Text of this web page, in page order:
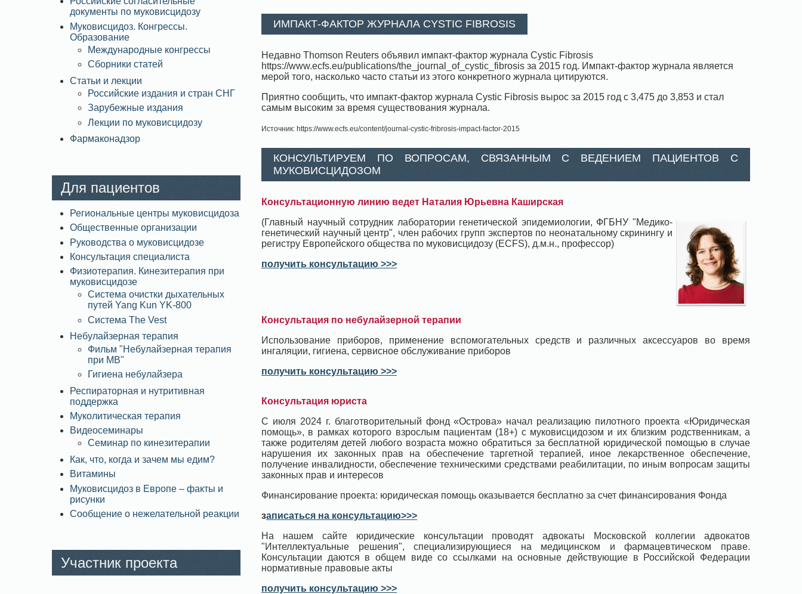
ИМПАКТ-ФАКТОР ЖУРНАЛА CYSTIC FIBROSIS
Недавно Тhomson Reuters объявил импакт-фактор журнала Cystic Fibrosis
https://www.ecfs.eu/publications/the_journal_of_cystic_fibrosis за 2015 год. Импакт-фактор журнала является
мерой того, насколько часто статьи из этого конкретного журнала цитируются.
Приятно сообщить, что импакт-фактор журнала Cystic Fibrosis вырос за 2015 год с 3,475 до 3,853 и стал
самым высоким за время существования журнала.
Источник: https://www.ecfs.eu/content/journal-cystic-fribrosis-impact-factor-2015
КОНСУЛЬТИРУЕМ ПО ВОПРОСАМ, СВЯЗАННЫМ С ВЕДЕНИЕМ ПАЦИЕНТОВ С
МУКОВИСЦИДОЗОМ
Консультационную линию ведет Наталия Юрьевна Каширская
(Главный научный сотрудник лаборатории генетической эпидемиологии, ФГБНУ "Медико-
генетический научный центр", член рабочих групп экспертов по неонатальному скринингу и
регистру Европейского общества по муковисцидозу (ECFS), д.м.н., профессор)
получить консультацию >>>
Консультация по небулайзерной терапии
Использование приборов, применение вспомогательных средств и различных аксессуаров во время
ингаляции, гигиена, сервисное обслуживание приборов
получить консультацию >>>
Консультация юриста
С июля 2024 г. благотворительный фонд «Острова» начал реализацию пилотного проекта «Юридическая
помощь», в рамках которого взрослым пациентам (18+) с муковисцидозом и их близким родственникам, а
также родителям детей любого возраста можно обратиться за бесплатной юридической помощью в случае
нарушения их законных прав на обеспечение таргетной терапией, иное лекарственное обеспечение,
получение инвалидности, обеспечение техническими средствами реабилитации, по иным вопросам защиты
законных прав и интересов
Финансирование проекта: юридическая помощь оказывается бесплатно за счет финансирования Фонда
записаться на консультацию>>>
На нашем сайте юридические консультации проводят адвокаты Московской коллегии адвокатов
"Интеллектуальные решения", специализирующиеся на медицинском и фармацевтическом праве.
Консультации даются в общем виде со ссылками на основные действующие в Российской Федерации
нормативные правовые акты
получить консультацию >>>
документы по муковисцидозу
Муковисцидоз. Конгрессы.
Образование
Международные конгрессы
Сборники статей
Статьи и лекции
Российские издания и стран СНГ
Зарубежные издания
Лекции по муковисцидозу
Фармаконадзор
Для пациентов
Региональные центры муковисцидоза
Общественные организации
Руководства о муковисцидозе
Консультация специалиста
Физиотерапия. Кинезитерапия при
муковисцидозе
Система очистки дыхательных
путей Yang Kun YK-800
Система The Vest
Небулайзерная терапия
Фильм "Небулайзерная терапия
при МВ"
Гигиена небулайзера
Респираторная и нутритивная
поддержка
Муколитическая терапия
Видеосеминары
Семинар по кинезитерапии
Как, что, когда и зачем мы едим?
Витамины
Муковисцидоз в Европе – факты и
рисунки
Сообщение о нежелательной реакции
Участник проекта